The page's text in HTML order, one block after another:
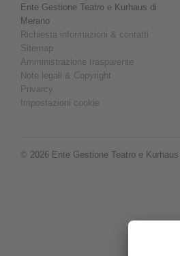
Ente Gestione Teatro e Kurhaus di
Merano
Richiesta informazioni & contatti
Sitemap
Amministrazione trasparente
Note legali & Copyright
Privarcy
Impostazioni cookie
© 2026 Ente Gestione Teatro e